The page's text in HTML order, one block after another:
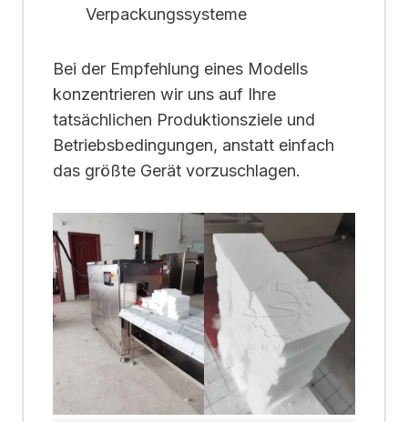
Verpackungssysteme
Bei der Empfehlung eines Modells
konzentrieren wir uns auf Ihre
tatsächlichen Produktionsziele und
Betriebsbedingungen, anstatt einfach
das größte Gerät vorzuschlagen.